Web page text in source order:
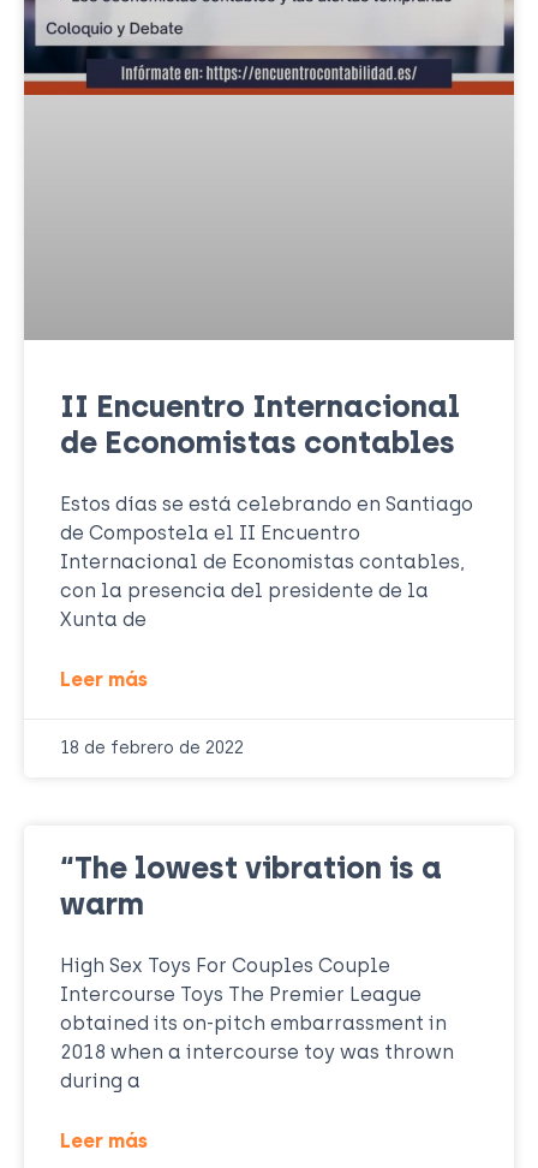
II Encuentro Internacional
de Economistas contables
Estos días se está celebrando en Santiago
de Compostela el II Encuentro
Internacional de Economistas contables,
con la presencia del presidente de la
Xunta de
Leer más
18 de febrero de 2022
“The lowest vibration is a
warm
High Sex Toys For Couples Couple
Intercourse Toys The Premier League
obtained its on-pitch embarrassment in
2018 when a intercourse toy was thrown
during a
Leer más